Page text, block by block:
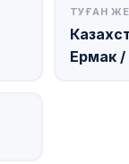
ТУҒАН
Ермак /